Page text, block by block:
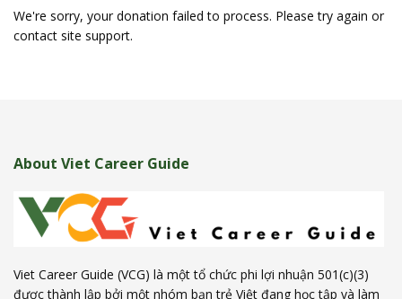
We're sorry, your donation failed to process. Please try again or
contact site support.
About Viet Career Guide
Viet Career Guide (VCG) là một tổ chức phi lợi nhuận 501(c)(3)
được thành lập bởi một nhóm bạn trẻ Việt đang học tập và làm